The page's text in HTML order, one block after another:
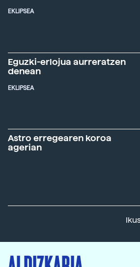
EKLIPSEA
Eguzki-erlojua aurreratzen
denean
EKLIPSEA
Astro erregearen koroa
agerian